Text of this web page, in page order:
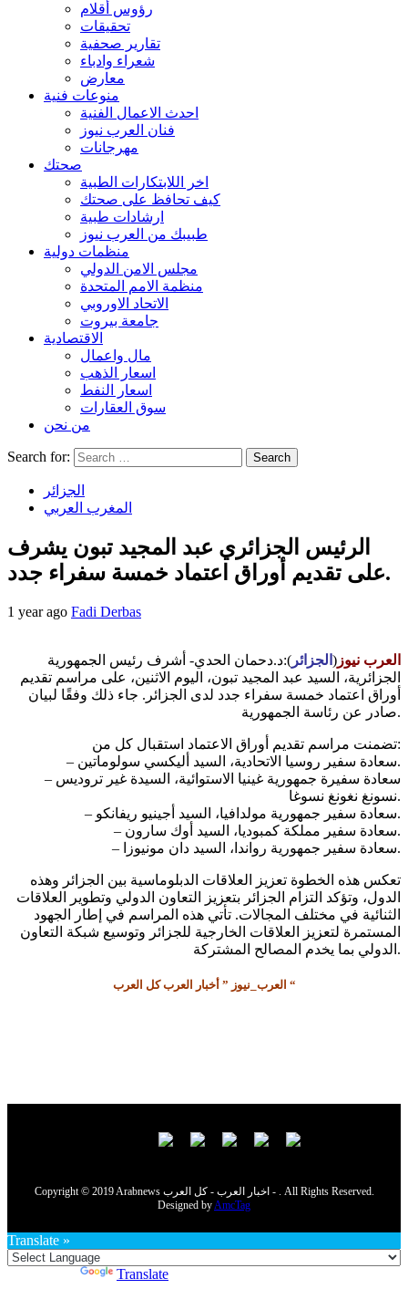
رؤوس أقلام
تحقيقات
تقارير صحفية
شعراء وادباء
معارض
منوعات فنية
احدث الاعمال الفنية
فنان العرب نيوز
مهرجانات
صحتك
اخر اللابتكارات الطبية
كيف تحافظ على صحتك
ارشادات طبية
طبيبك من العرب نيوز
منظمات دولية
مجلس الامن الدولي
منظمة الامم المتحدة
الاتحاد الاوروبي
جامعة بيروت
الاقتصادية
مال واعمال
اسعار الذهب
اسعار النفط
سوق العقارات
من نحن
Search for:
الجزائر
المغرب العربي
الرئيس الجزائري عبد المجيد تبون يشرف
على تقديم أوراق اعتماد خمسة سفراء جدد.
1 year ago Fadi Derbas
العرب نيوز ( الجزائر ):د.دحمان الحدي- أشرف رئيس الجمهورية
الجزائرية، السيد عبد المجيد تبون، اليوم الاثنين، على مراسم تقديم
أوراق اعتماد خمسة سفراء جدد لدى الجزائر. جاء ذلك وفقًا لبيان
صادر عن رئاسة الجمهورية.
تضمنت مراسم تقديم أوراق الاعتماد استقبال كل من:
– سعادة سفير روسيا الاتحادية، السيد أليكسي سولوماتين.
– سعادة سفيرة جمهورية غينيا الاستوائية، السيدة غير تروديس
نسونغ نغونغ نسوغا.
– سعادة سفير جمهورية مولدافيا، السيد أجينيو ريفانكو.
– سعادة سفير مملكة كمبوديا، السيد أوك سارون.
– سعادة سفير جمهورية رواندا، السيد دان مونيوزا.
تعكس هذه الخطوة تعزيز العلاقات الدبلوماسية بين الجزائر وهذه
الدول، وتؤكد التزام الجزائر بتعزيز التعاون الدولي وتطوير العلاقات
الثنائية في مختلف المجالات. تأتي هذه المراسم في إطار الجهود
المستمرة لتعزيز العلاقات الخارجية للجزائر وتوسيع شبكة التعاون
الدولي بما يخدم المصالح المشتركة.
العرب_نيوز ” أخبار العرب كل العرب “
Copyright © 2019 Arabnews اخبار العرب - كل العرب - . All Rights Reserved.
Designed byAmcTag
Translate »
Translate